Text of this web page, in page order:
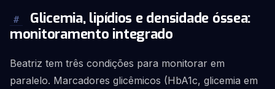
#
Glicemia, lipídios e densidade óssea:
monitoramento integrado
Beatriz tem três condições para monitorar em
paralelo. Marcadores glicêmicos (HbA1c, glicemia em